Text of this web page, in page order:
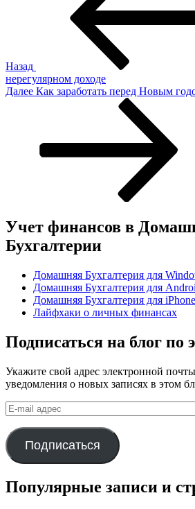
Назад
нерегулярном доходе
Следующая
Далее Как заработать перед Новым
Учет финансов в
Бухгалтерии
Домашняя Бухгалтерия для
Домашняя Бухгалтерия для
Домашняя Бухгалтерия для
Лайфхаки о личных финансах
Подписаться на блог по
Укажите свой адрес электронной
уведомления о новых записях в этом
E-
mail
адрес
Подписаться
Популярные записи и